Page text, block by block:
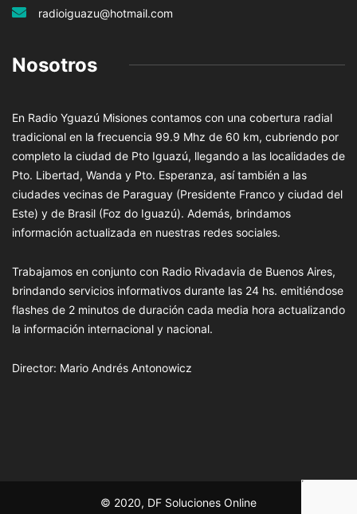
radioiguazu@hotmail.com
Nosotros
En Radio Yguazú Misiones contamos con una cobertura radial
tradicional en la frecuencia 99.9 Mhz de 60 km, cubriendo por
completo la ciudad de Pto Iguazú, llegando a las localidades de
Pto. Libertad, Wanda y Pto. Esperanza, así también a las
ciudades vecinas de Paraguay (Presidente Franco y ciudad del
Este) y de Brasil (Foz do Iguazú). Además, brindamos
información actualizada en nuestras redes sociales.
Trabajamos en conjunto con Radio Rivadavia de Buenos Aires,
brindando servicios informativos durante las 24 hs. emitiéndose
flashes de 2 minutos de duración cada media hora actualizando
la información internacional y nacional.
Director: Mario Andrés Antonowicz
© 2020, DF Soluciones Online